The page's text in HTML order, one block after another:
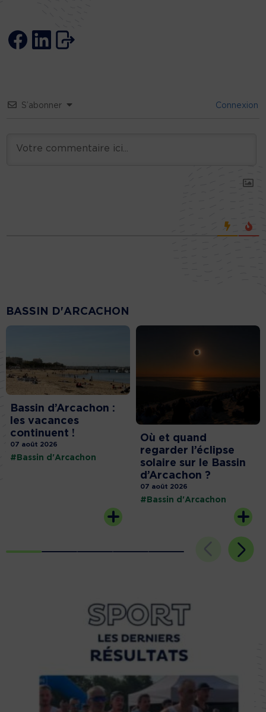
S’abonner Connexion
BASSIN D'ARCACHON
Bassin d’Arcachon :
les vacances
continuent !
07 août 2026
#Bassin d'Arcachon
Où et quand
regarder l’éclipse
solaire sur le Bassin
d’Arcachon ?
07 août 2026
#Bassin d'Arcachon